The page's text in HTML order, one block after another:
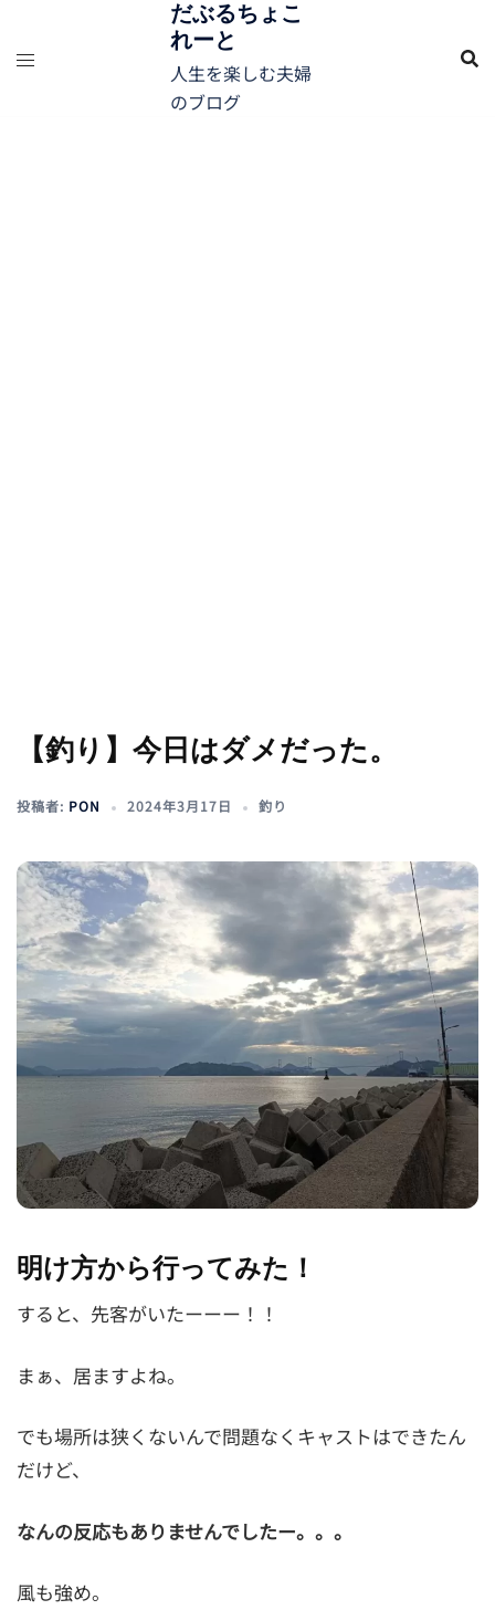
だぶるちょこ
れーと
人生を楽しむ夫婦
のブログ
【釣り】今日はダメだった。
投稿者: PON 2024年3月17日 釣り
明け方から行ってみた！
すると、先客がいたーーー！！
まぁ、居ますよね。
でも場所は狭くないんで問題なくキャストはできたん
だけど、
なんの反応もありませんでしたー。。。
風も強め。